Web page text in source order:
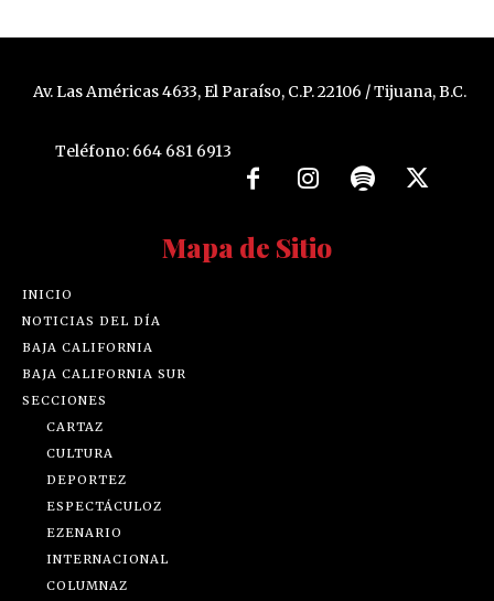
Av. Las Américas 4633, El Paraíso, C.P. 22106 / Tijuana, B.C.
Teléfono: 664 681 6913
Mapa de Sitio
INICIO
NOTICIAS DEL DÍA
BAJA CALIFORNIA
BAJA CALIFORNIA SUR
SECCIONES
CARTAZ
CULTURA
DEPORTEZ
ESPECTÁCULOZ
EZENARIO
INTERNACIONAL
COLUMNAZ